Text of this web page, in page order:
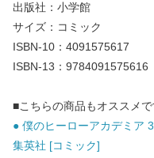
出版社：小学館
サイズ：コミック
ISBN-10：4091575617
ISBN-13：9784091575616
■こちらの商品もオススメで
● 僕のヒーローアカデミア
集英社 [コミック]